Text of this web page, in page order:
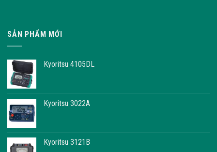
SẢN PHẨM MỚI
Kyoritsu 4105DL
Kyoritsu 3022A
Kyoritsu 3121B